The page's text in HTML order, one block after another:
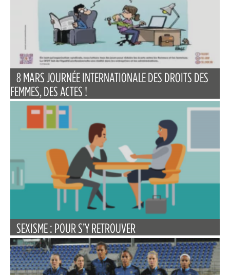
8 MARS JOURNÉE INTERNATIONALE DES DROITS DES
FEMMES, DES ACTES !
SEXISME : POUR S’Y RETROUVER